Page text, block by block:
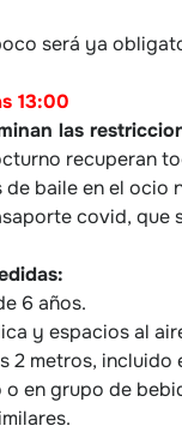
será ya
13:00
las
recuperan
de baile en el ocio
covid,
6 años.
y espacios al
2 metros,
en grupo de